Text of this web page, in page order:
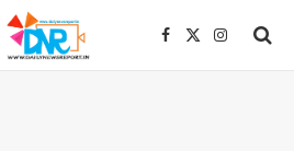
Facebook
X